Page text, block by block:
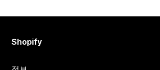
Shopify